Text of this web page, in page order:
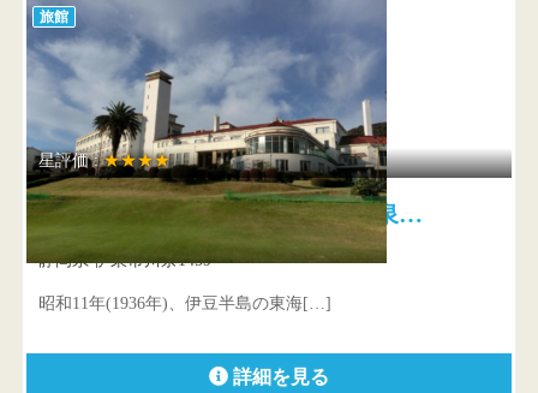
旅館
星評価 :★★★★
川奈ホテル 雄大な景観を温泉…
静岡県 伊東市川奈1459
昭和11年(1936年)、伊豆半島の東海[…]
詳細を見る